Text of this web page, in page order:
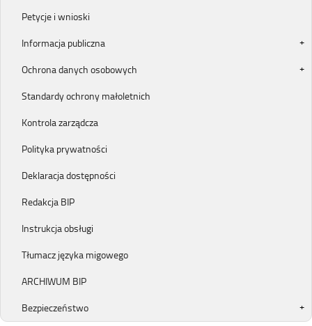
Petycje i wnioski
Informacja publiczna
Ochrona danych osobowych
Standardy ochrony małoletnich
Kontrola zarządcza
Polityka prywatności
Deklaracja dostępności
Redakcja BIP
Instrukcja obsługi
Tłumacz języka migowego
ARCHIWUM BIP
Bezpieczeństwo